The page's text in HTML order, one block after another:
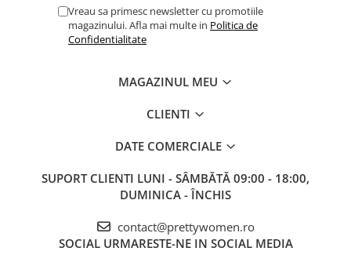
Vreau sa primesc newsletter cu promotiile
magazinului. Afla mai multe in Politica de
Confidentialitate
MAGAZINUL MEU
CLIENTI
DATE COMERCIALE
SUPORT CLIENTI LUNI - SÂMBĂTĂ 09:00 - 18:00,
DUMINICA - ÎNCHIS
contact@prettywomen.ro
SOCIAL URMARESTE-NE IN SOCIAL MEDIA